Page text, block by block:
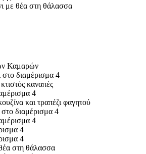
με θέα στη θάλασσα